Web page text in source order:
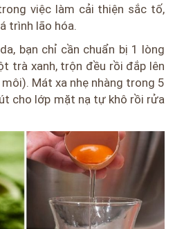
việc làm cải thiện sắc tố,
trình lão hóa.
bạn chỉ cần chuẩn bị 1 lòng
trà xanh, trộn đều rồi đắp lên
Mát xa nhẹ nhàng trong 5
cho lớp mặt nạ tự khô rồi rửa